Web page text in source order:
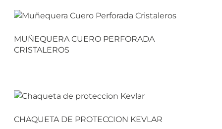
MUÑEQUERA CUERO PERFORADA
CRISTALEROS
CHAQUETA DE PROTECCION KEVLAR